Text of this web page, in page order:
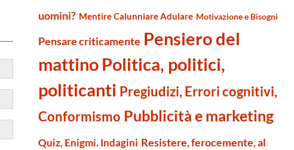
uomini? Mentire Calunniare Adulare Motivazione e Bisogni
Pensare criticamente Pensiero del
mattino Politica, politici,
politicanti Pregiudizi, Errori cognitivi,
Conformismo Pubblicità e marketing
Quiz, Enigmi. Indagini Resistere, ferocemente, al